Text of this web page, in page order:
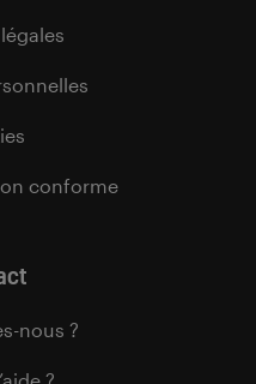
conforme
nous ?